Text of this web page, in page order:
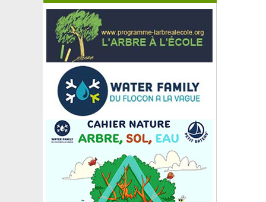
Azalée caduque 'Hotspur Red'
Azalée caduque 'Jolie Madame'
Azalée caduque 'Nabucco'
Azalée japonaise 'Arabesk'
Azalée japonaise 'Bengal Fire'
Azalée japonaise blanche
Azalée japonaise 'Blue Danube'
Azalée japonaise 'Fête des Mères'
Azalée japonaise 'Hino Crimson'
Azalée japonaise 'Ho Oden'
Azalée japonaise 'Olga Niblett'
Azalée japonaise 'Pink Spider'
Azalée japonaise 'Sachsenstern'
Azalée japonaise 'Salmon's Leap'
Azalée japonaise 'Sir Robert'
Azalée japonaise 'Ward's Ruby'
Azara à petites feuilles